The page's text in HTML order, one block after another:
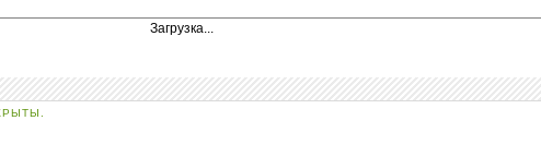
Загрузка...